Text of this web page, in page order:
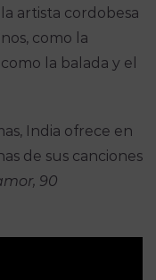
la artista cordobesa
como la
la balada y el
India ofrece en
de sus canciones
90